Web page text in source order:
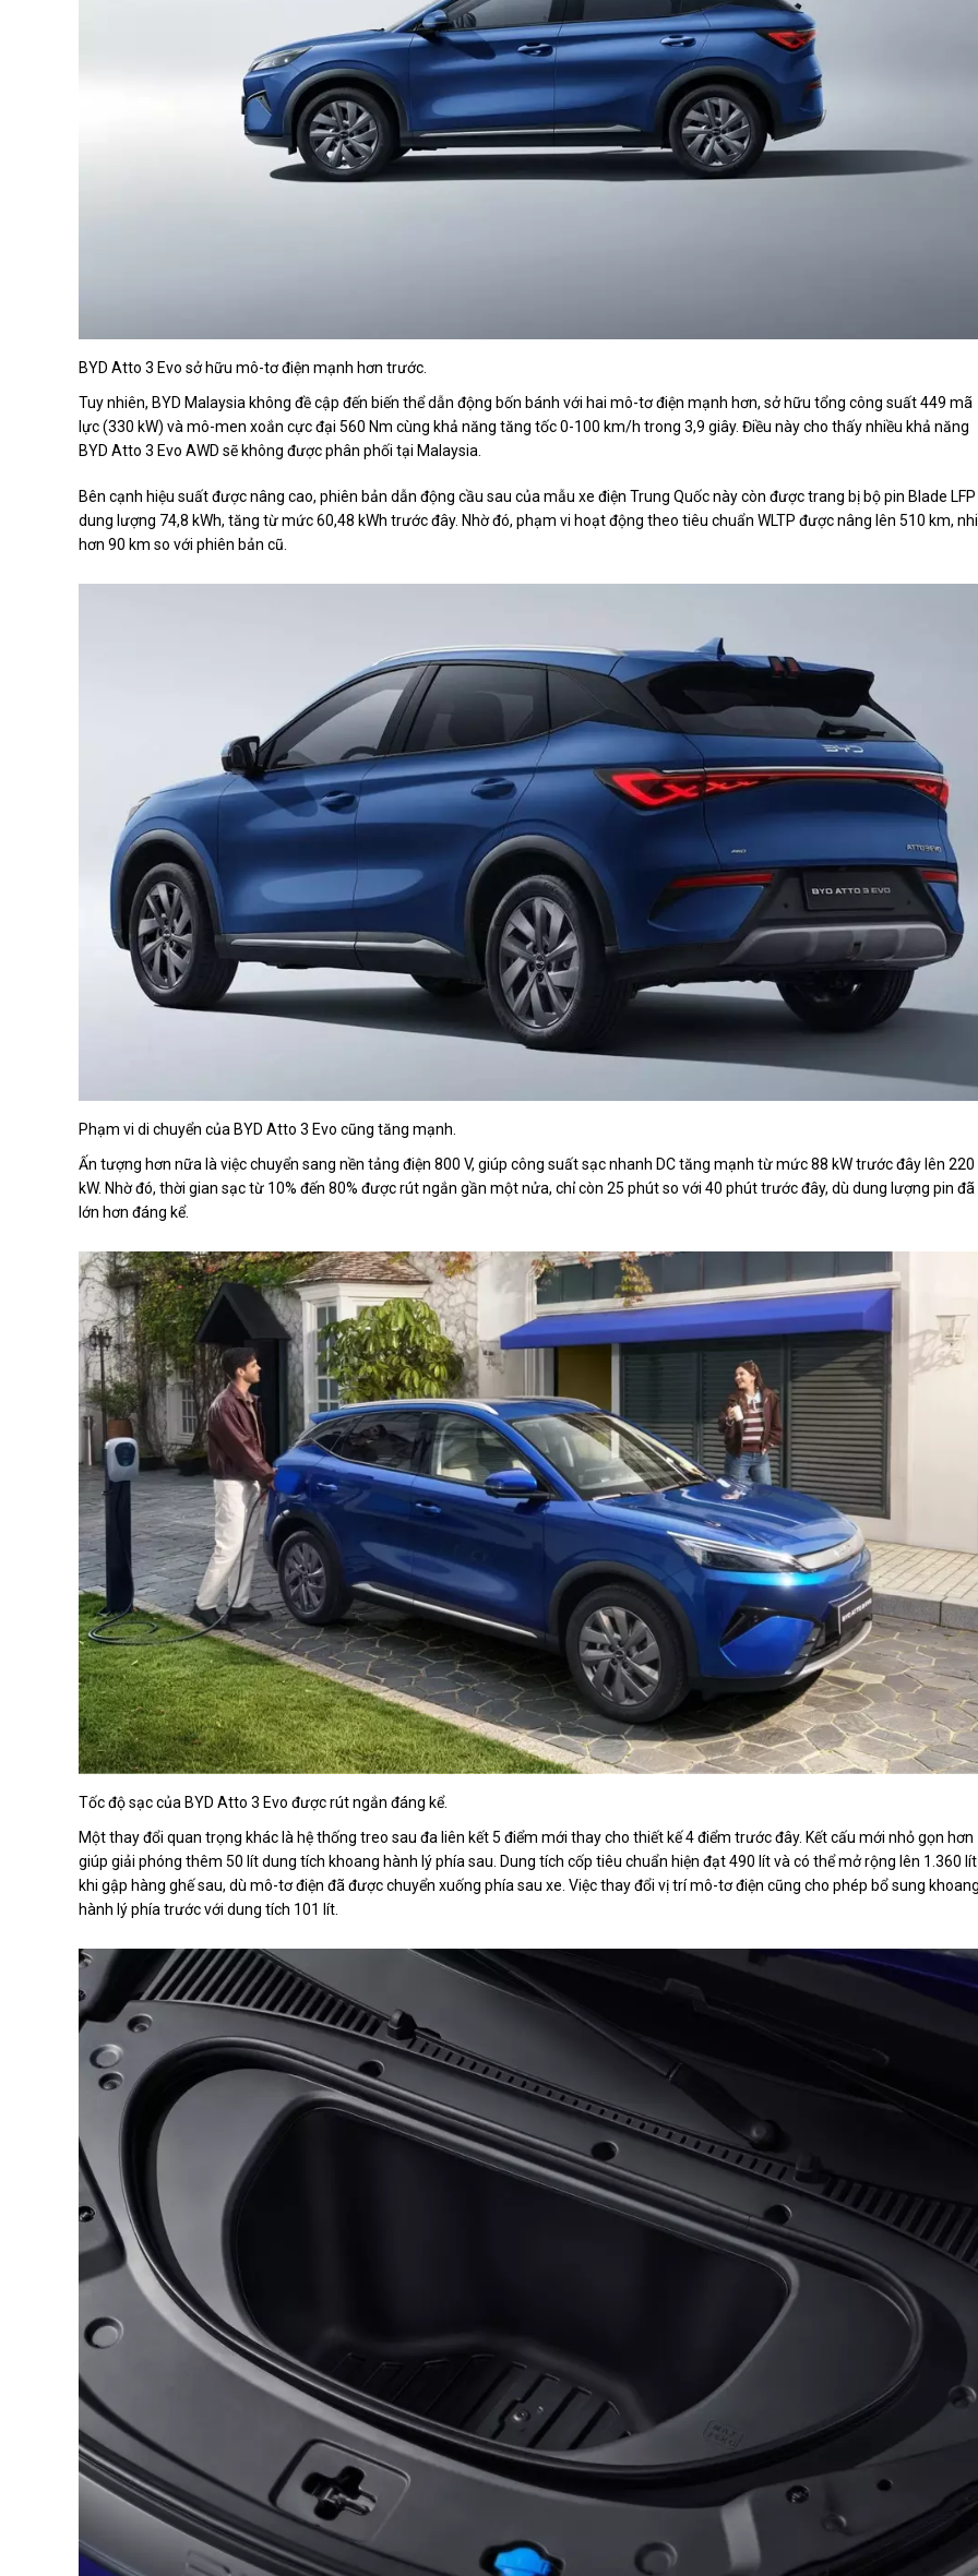
BYD Atto 3 Evo sở hữu mô-tơ điện mạnh hơn trước.
Tuy nhiên, BYD Malaysia không đề cập đến biến thể dẫn động bốn bánh với hai mô-tơ điện mạnh hơn, sở hữu tổng công suất 449 mã
lực (330 kW) và mô-men xoắn cực đại 560 Nm cùng khả năng tăng tốc 0-100 km/h trong 3,9 giây. Điều này cho thấy nhiều khả năng
BYD Atto 3 Evo AWD sẽ không được phân phối tại Malaysia.
Bên cạnh hiệu suất được nâng cao, phiên bản dẫn động cầu sau của mẫu xe điện Trung Quốc này còn được trang bị bộ pin Blade LFP
dung lượng 74,8 kWh, tăng từ mức 60,48 kWh trước đây. Nhờ đó, phạm vi hoạt động theo tiêu chuẩn WLTP được nâng lên 510 km,
hơn 90 km so với phiên bản cũ.
Phạm vi di chuyển của BYD Atto 3 Evo cũng tăng mạnh.
Ấn tượng hơn nữa là việc chuyển sang nền tảng điện 800 V, giúp công suất sạc nhanh DC tăng mạnh từ mức 88 kW trước đây lên 220
kW. Nhờ đó, thời gian sạc từ 10% đến 80% được rút ngắn gần một nửa, chỉ còn 25 phút so với 40 phút trước đây, dù dung lượng pin đã
lớn hơn đáng kể.
Tốc độ sạc của BYD Atto 3 Evo được rút ngắn đáng kể.
Một thay đổi quan trọng khác là hệ thống treo sau đa liên kết 5 điểm mới thay cho thiết kế 4 điểm trước đây. Kết cấu mới nhỏ gọn hơn
giúp giải phóng thêm 50 lít dung tích khoang hành lý phía sau. Dung tích cốp tiêu chuẩn hiện đạt 490 lít và có thể mở rộng lên 1.360 lít
khi gập hàng ghế sau, dù mô-tơ điện đã được chuyển xuống phía sau xe. Việc thay đổi vị trí mô-tơ điện cũng cho phép bổ sung
hành lý phía trước với dung tích 101 lít.